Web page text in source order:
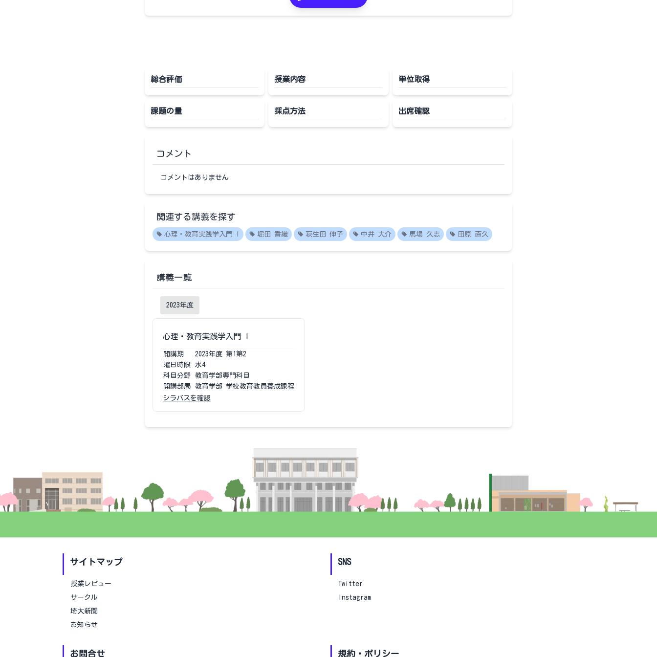
総合評価 授業内容 単位取得
課題の量 採点方法 出席確認
コメント
コメントはありません
関連する講義を探す
心理・教育実践学入門 I 堀田 香織 萩生田 伸子 中井 大介 馬場 久志 田原 直久
講義一覧
2023年度
心理・教育実践学入門 I
開講期 2023年度 第1第2
曜日時限
水4
科目分野
教育学部専門科目
開講部局
教育学部 学校教育教員養成課程
シラバスを確認
サイトマップ
授業レビュー
サークル
埼大新聞
お知らせ
SNS
Twitter
Instagram
お問合せ 規約・ポリシー